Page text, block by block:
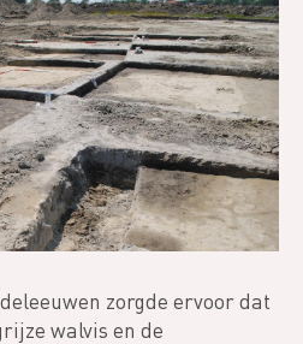
zorgde ervoor dat
walvis en de